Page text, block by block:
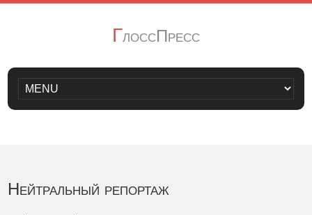
ГлоссПресс
Нейтральный репортаж